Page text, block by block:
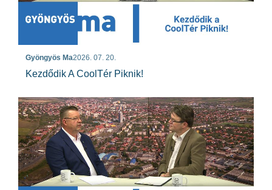
Gyöngyös Ma2026. 07. 20.
Kezdődik A CoolTér Piknik!